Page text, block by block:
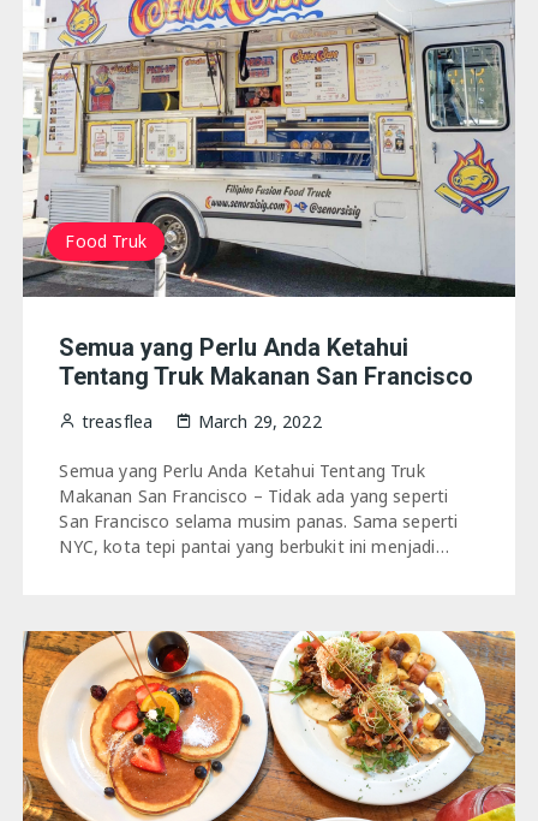
Food Truk
Semua yang Perlu Anda Ketahui
Tentang Truk Makanan San Francisco
treasflea March 29, 2022
Semua yang Perlu Anda Ketahui Tentang Truk
Makanan San Francisco – Tidak ada yang seperti
San Francisco selama musim panas. Sama seperti
NYC, kota tepi pantai yang berbukit ini menjadi…